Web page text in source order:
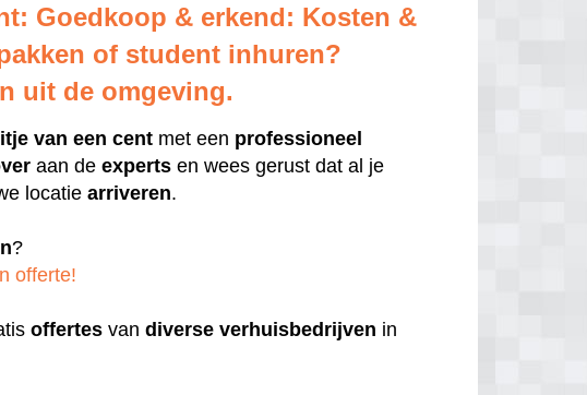
Goedkoop & erkend: Kosten &
of student inhuren?
uit de omgeving.
van een cent met een professioneel
aan deexperts en wees gerust dat al je
locatiearriveren.
?
offerte!
offertes vandiverse verhuisbedrijven in